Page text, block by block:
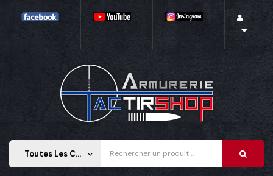

Toutes Les Catégories keyboard_arrow_down